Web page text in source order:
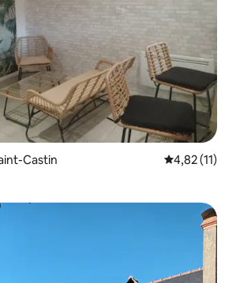
Castin Gemiddelde
4,82 (11)